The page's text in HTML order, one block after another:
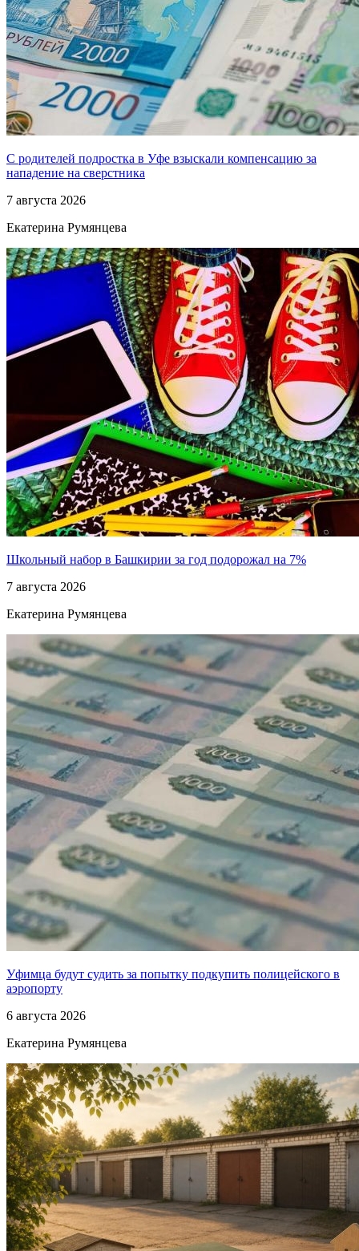
С родителей подростка в Уфе взыскали компенсацию за
нападение на сверстника
7 августа 2026
Екатерина Румянцева
Школьный набор в Башкирии за год подорожал на 7%
7 августа 2026
Екатерина Румянцева
Уфимца будут судить за попытку подкупить полицейского в
аэропорту
6 августа 2026
Екатерина Румянцева